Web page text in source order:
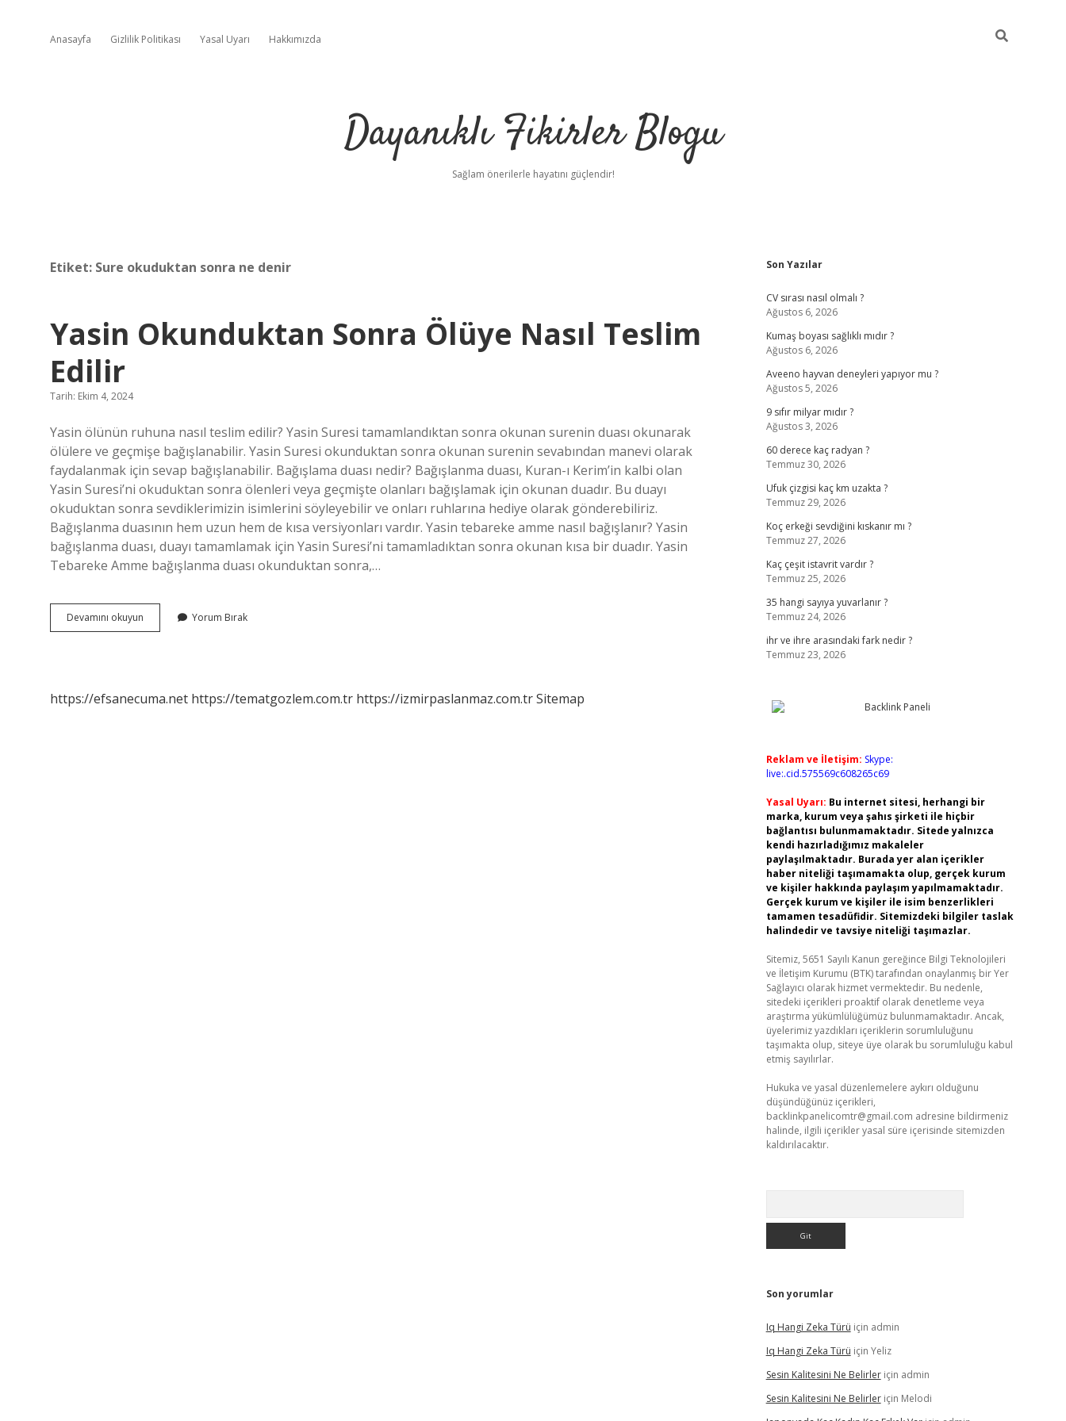
Anasayfa Gizlilik Politikası Yasal Uyarı Hakkımızda
Dayanıklı Fikirler Blogu
Sağlam önerilerle hayatını güçlendir!
Etiket: Sure okuduktan sonra ne denir
Yasin Okunduktan Sonra Ölüye Nasıl Teslim
Edilir
Tarih: Ekim 4, 2024
Yasin ölünün ruhuna nasıl teslim edilir? Yasin Suresi tamamlandıktan sonra okunan surenin duası okunarak
ölülere ve geçmişe bağışlanabilir. Yasin Suresi okunduktan sonra okunan surenin sevabından manevi olarak
faydalanmak için sevap bağışlanabilir. Bağışlama duası nedir? Bağışlanma duası, Kuran-ı Kerim’in kalbi olan
Yasin Suresi’ni okuduktan sonra ölenleri veya geçmişte olanları bağışlamak için okunan duadır. Bu duayı
okuduktan sonra sevdiklerimizin isimlerini söyleyebilir ve onları ruhlarına hediye olarak gönderebiliriz.
Bağışlanma duasının hem uzun hem de kısa versiyonları vardır. Yasin tebareke amme nasıl bağışlanır? Yasin
bağışlanma duası, duayı tamamlamak için Yasin Suresi’ni tamamladıktan sonra okunan kısa bir duadır. Yasin
Tebareke Amme bağışlanma duası okunduktan sonra,…
Devamını okuyun
Okunduktan
Edilir
Yorum Bırak
https://efsanecuma.net https://tematgozlem.com.tr https://izmirpaslanmaz.com.trSitemap
Sidebar
Son Yazılar
CV sırası nasıl olmalı ?
Ağustos 6, 2026
Kumaş boyası sağlıklı mıdır ?
Ağustos 6, 2026
Aveeno hayvan deneyleri yapıyor mu ?
Ağustos 5, 2026
9 sıfır milyar mıdır ?
Ağustos 3, 2026
60 derece kaç radyan ?
Temmuz 30, 2026
Ufuk çizgisi kaç km uzakta ?
Temmuz 29, 2026
Koç erkeği sevdiğini kıskanır mı ?
Temmuz 27, 2026
Kaç çeşit istavrit vardır ?
Temmuz 25, 2026
35 hangi sayıya yuvarlanır ?
Temmuz 24, 2026
ihr ve ihre arasındaki fark nedir ?
Temmuz 23, 2026
Reklam ve İletişim: Skype:
live:.cid.575569c608265c69
Yasal Uyarı: Bu internet sitesi, herhangi bir
marka, kurum veya şahıs şirketi ile hiçbir
bağlantısı bulunmamaktadır. Sitede yalnızca
kendi hazırladığımız makaleler
paylaşılmaktadır. Burada yer alan içerikler
haber niteliği taşımamakta olup, gerçek kurum
ve kişiler hakkında paylaşım yapılmamaktadır.
Gerçek kurum ve kişiler ile isim benzerlikleri
tamamen tesadüfidir. Sitemizdeki bilgiler taslak
halindedir ve tavsiye niteliği taşımazlar.
Sitemiz, 5651 Sayılı Kanun gereğince Bilgi Teknolojileri
ve İletişim Kurumu (BTK) tarafından onaylanmış bir Yer
Sağlayıcı olarak hizmet vermektedir. Bu nedenle,
sitedeki içerikleri proaktif olarak denetleme veya
araştırma yükümlülüğümüz bulunmamaktadır. Ancak,
üyelerimiz yazdıkları içeriklerin sorumluluğunu
taşımakta olup, siteye üye olarak bu sorumluluğu kabul
etmiş sayılırlar.
Hukuka ve yasal düzenlemelere aykırı olduğunu
düşündüğünüz içerikleri,
backlinkpanelicomtr@gmail.com adresine bildirmeniz
halinde, ilgili içerikler yasal süre içerisinde sitemizden
kaldırılacaktır.
Son yorumlar
Iq Hangi Zeka Türü için admin
Iq Hangi Zeka Türü için Yeliz
Sesin Kalitesini Ne Belirleriçin admin
Sesin Kalitesini Ne Belirleriçin Melodi